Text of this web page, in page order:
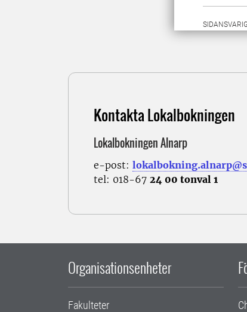
Kontakta Lokalbokningen
Lokalbokningen Alnarp
e-post:
tel: 018-67 24 00 tonval 1
Organisationsenheter
Fakulteter